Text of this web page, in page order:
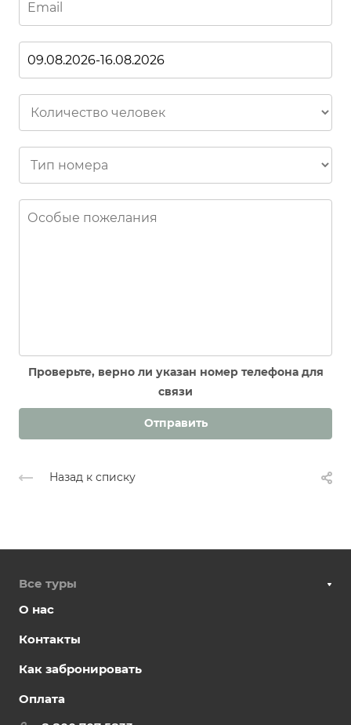
Проверьте, верно ли указан номер телефона для
связи
Отправить
Назад к списку
Все туры
О нас
Контакты
Как забронировать
Оплата